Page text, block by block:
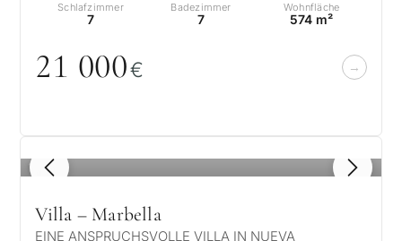
Schlafzimmer
7
Badezimmer
7
Wohnfläche
574 m²
21 000€
1 / 8
Villa – Marbella
EINE ANSPRUCHSVOLLE VILLA IN NUEVA